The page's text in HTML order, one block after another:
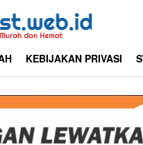
KEBIJAKAN PRIVASI